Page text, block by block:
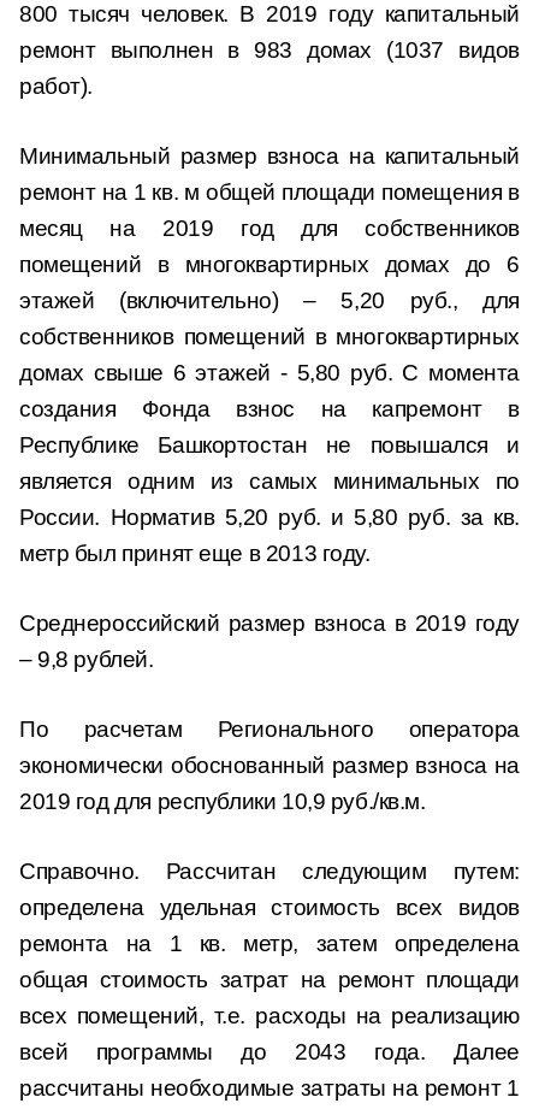
800 тысяч человек. В 2019 году капитальный
ремонт выполнен в 983 домах (1037 видов
работ).
Минимальный размер взноса на капитальный
ремонт на 1 кв. м общей площади помещения в
месяц на 2019 год для собственников
помещений в многоквартирных домах до 6
этажей (включительно) – 5,20 руб., для
собственников помещений в многоквартирных
домах свыше 6 этажей - 5,80 руб. С момента
создания Фонда взнос на капремонт в
Республике Башкортостан не повышался и
является одним из самых минимальных по
России. Норматив 5,20 руб. и 5,80 руб. за кв.
метр был принят еще в 2013 году.
Среднероссийский размер взноса в 2019 году
– 9,8 рублей.
По расчетам Регионального оператора
экономически обоснованный размер взноса на
2019 год для республики 10,9 руб./кв.м.
Справочно. Рассчитан следующим путем:
определена удельная стоимость всех видов
ремонта на 1 кв. метр, затем определена
общая стоимость затрат на ремонт площади
всех помещений, т.е. расходы на реализацию
всей программы до 2043 года. Далее
рассчитаны необходимые затраты на ремонт 1